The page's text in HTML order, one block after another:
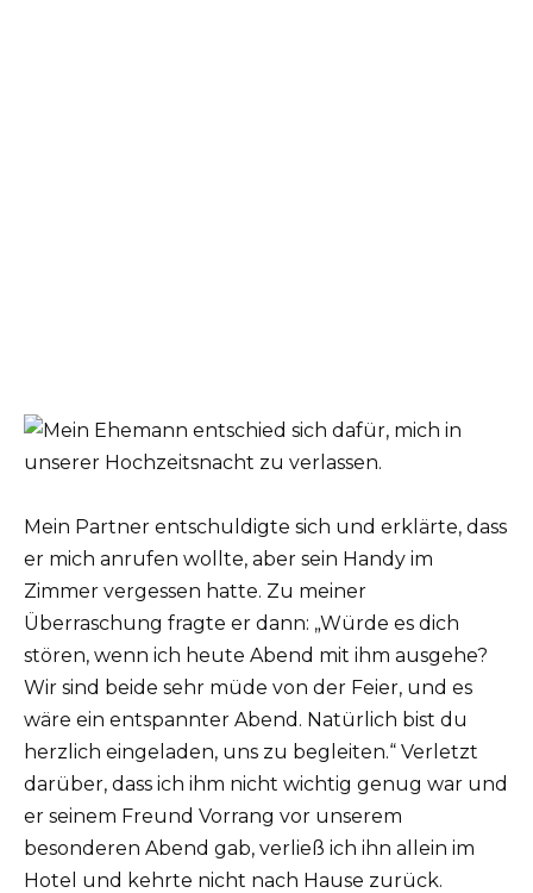
Mein Partner entschuldigte sich und erklärte, dass
er mich anrufen wollte, aber sein Handy im
Zimmer vergessen hatte. Zu meiner
Überraschung fragte er dann: „Würde es dich
stören, wenn ich heute Abend mit ihm ausgehe?
Wir sind beide sehr müde von der Feier, und es
wäre ein entspannter Abend. Natürlich bist du
herzlich eingeladen, uns zu begleiten.“ Verletzt
darüber, dass ich ihm nicht wichtig genug war und
er seinem Freund Vorrang vor unserem
besonderen Abend gab, verließ ich ihn allein im
Hotel und kehrte nicht nach Hause zurück.